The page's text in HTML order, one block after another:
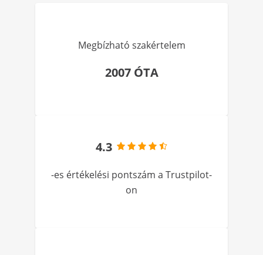
Megbízható szakértelem
2007 ÓTA
4.3
-es értékelési pontszám a Trustpilot-
on